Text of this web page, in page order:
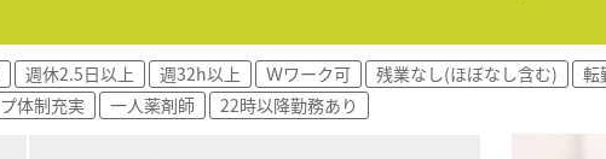
週休2.5日以上 週32h以上 Ｗワーク可 残業なし(ほぼなし含む) 転
体制充実 一人薬剤師 22時以降勤務あり